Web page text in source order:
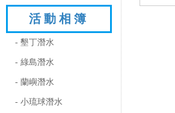
活動相簿
- 墾丁潛水
- 綠島潛水
- 蘭嶼潛水
- 小琉球潛水